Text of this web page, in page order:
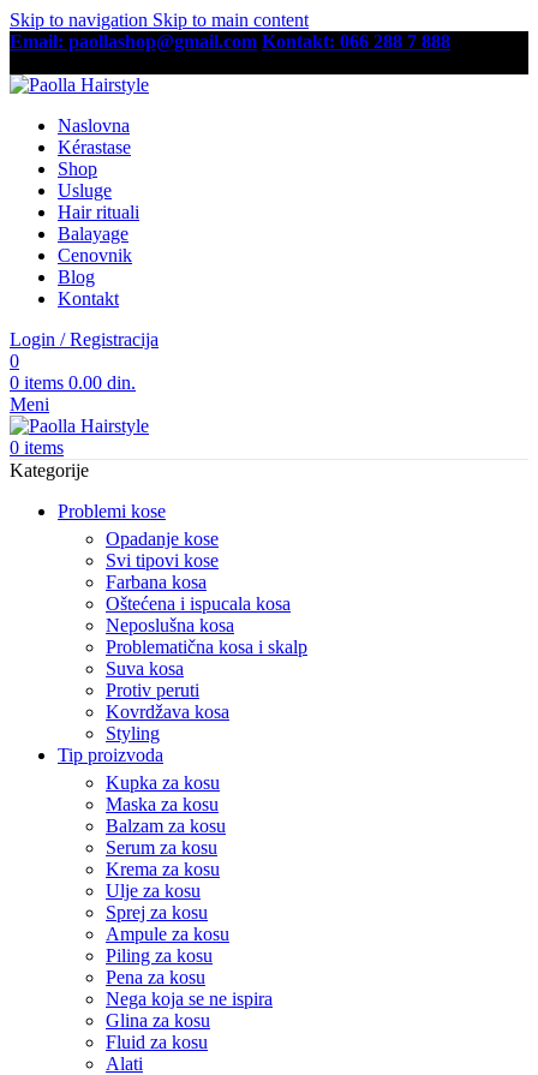
Skip to navigation Skip to main content
Email: paollashop@gmail.com Kontakt: 066 288 7 888
Naslovna
Kérastase
Shop
Usluge
Hair rituali
Balayage
Cenovnik
Blog
Kontakt
Login / Registracija
0
0 items 0.00 din.
Meni
0 items
Kategorije
Problemi kose
Opadanje kose
Svi tipovi kose
Farbana kosa
Oštećena i ispucala kosa
Neposlušna kosa
Problematična kosa i skalp
Suva kosa
Protiv peruti
Kovrdžava kosa
Styling
Tip proizvoda
Kupka za kosu
Maska za kosu
Balzam za kosu
Serum za kosu
Krema za kosu
Ulje za kosu
Sprej za kosu
Ampule za kosu
Piling za kosu
Pena za kosu
Nega koja se ne ispira
Glina za kosu
Fluid za kosu
Alati